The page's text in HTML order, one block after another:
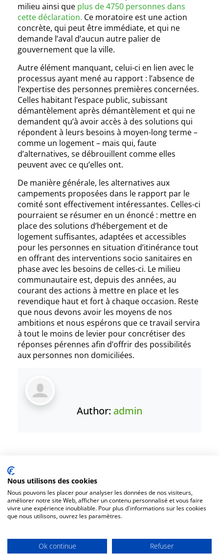
milieu ainsi que plus de 4750 personnes dans
cette déclaration. Ce moratoire est une action
concrète, qui peut être immédiate, et qui ne
demande l’aval d’aucun autre palier de
gouvernement que la ville.
Autre élément manquant, celui-ci en lien avec le
processus ayant mené au rapport : l’absence de
l’expertise des personnes premières concernées.
Celles habitant l’espace public, subissant
démantèlement après démantèlement et qui ne
demandent qu’à avoir accès à des solutions qui
répondent à leurs besoins à moyen-long terme –
comme un logement – mais qui, faute
d’alternatives, se débrouillent comme elles
peuvent avec ce qu’elles ont.
De manière générale, les alternatives aux
campements proposées dans le rapport par le
comité sont effectivement intéressantes. Celles-ci
pourraient se résumer en un énoncé : mettre en
place des solutions d’hébergement et de
logement suffisantes, adaptées et accessibles
pour les personnes en situation d’itinérance tout
en offrant des interventions socio sanitaires en
phase avec les besoins de celles-ci. Le milieu
communautaire est, depuis des années, au
courant des actions à mettre en place et les
revendique haut et fort à chaque occasion. Reste
que nous devons avoir les moyens de nos
ambitions et nous espérons que ce travail servira
à tout le moins de levier pour concrétiser des
réponses pérennes afin d’offrir des possibilités
aux personnes non domiciliées.
Author: admin
1431, rue Fullum, Montréal (Québec). H2K 0B5
Organisme appuyé parCentraide
Nous utilisons des cookies
Nous pouvons les placer pour analyser les données de nos visiteurs,
améliorer notre site Web, afficher un contenu personnalisé et vous faire
vivre une expérience inoubliable. Pour plus d'informations sur les cookies
que nous utilisons, ouvrez les paramètres.
Ok continue Refuser